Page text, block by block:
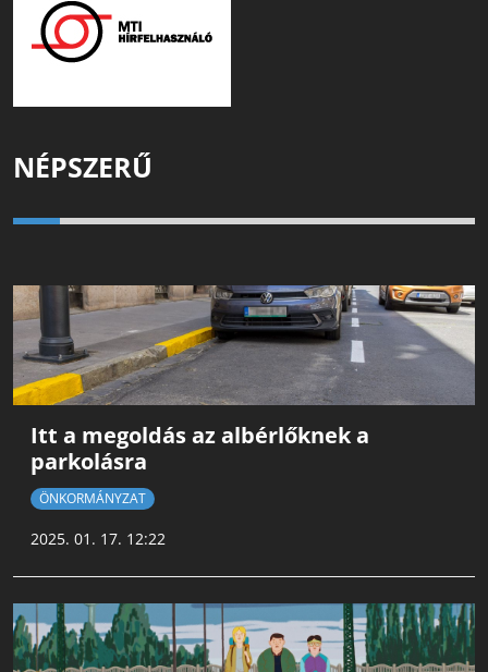
NÉPSZERŰ
Itt a megoldás az albérlőknek a
parkolásra
ÖNKORMÁNYZAT
2025. 01. 17. 12:22